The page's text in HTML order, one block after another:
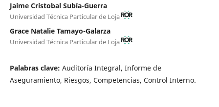
Jaime Cristobal Subía-Guerra
Universidad Técnica Particular de Loja
Grace Natalie Tamayo-Galarza
Universidad Técnica Particular de Loja
Palabras clave: Auditoría Integral, Informe de
Aseguramiento, Riesgos, Competencias, Control Interno.